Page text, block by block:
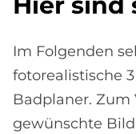
Im Folgenden
fotorealistische
Badplaner.
gewünschte